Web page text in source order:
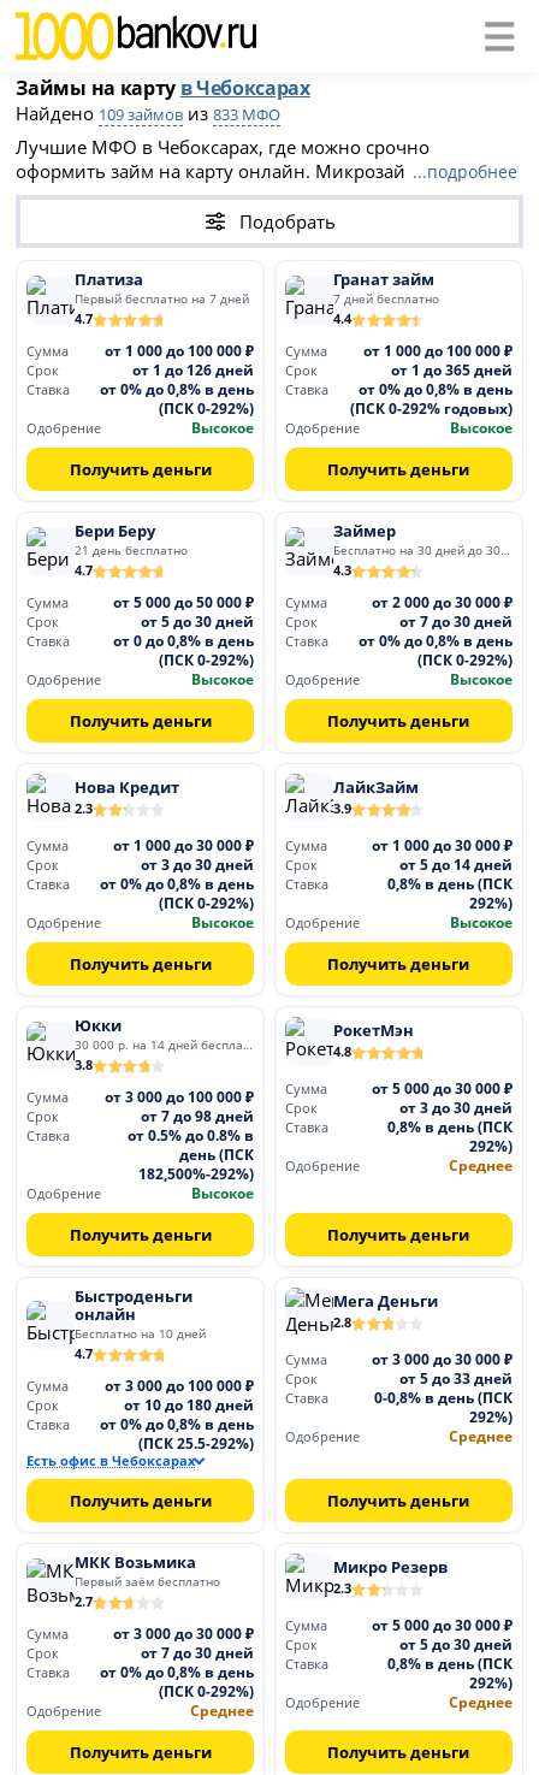
Займы на карту в Чебоксарах
Найдено 109 займов из833 МФО
Лучшие МФО в Чебоксарах, где можно срочно
оформить займ на карту онлайн. Микрозаймы Чебоксар
доступны даже при плохой кредитной истории. многие
из них предлагают первый займ под 0%. Список МФО на
этой странице поможет быстро получить необходимую
сумму на вашу банковскую карту.
...подробнее
Подобрать
Платиза
Первый бесплатно на 7 дней
4.7
Сумма
от 1 000 до 100 000 ₽
Срок от 1 до 126 дней
Ставка
от 0% до 0,8% в день
(ПСК 0-292%)
Одобрение Высокое
Получить деньги
Гранат займ
7 дней бесплатно
4.4
Сумма
от 1 000 до 100 000 ₽
Срок от 1 до 365 дней
Ставка
от 0% до 0,8% в день
(ПСК 0-292% годовых)
Одобрение Высокое
Получить деньги
Бери Беру
21 день бесплатно
4.7
Сумма
от 5 000 до 50 000 ₽
Срок от 5 до 30 дней
Ставка
от 0 до 0,8% в день
(ПСК 0-292%)
Одобрение Высокое
Получить деньги
Займер
Бесплатно на 30 дней до 30 000
4.3
Сумма
от 2 000 до 30 000 ₽
Срок от 7 до 30 дней
Ставка
от 0% до 0,8% в день
(ПСК 0-292%)
Одобрение Высокое
Получить деньги
Нова Кредит
2.3
Сумма от 1 000 до 30 000 ₽
Срок от 3 до 30 дней
Ставка
от 0% до 0,8% в день
(ПСК 0-292%)
Одобрение Высокое
Получить деньги
ЛайкЗайм
3.9
Сумма от 1 000 до 30 000 ₽
Срок от 5 до 14 дней
Ставка
0,8% в день (ПСК
292%)
Одобрение Высокое
Получить деньги
Юкки
30 000 р. на 14 дней бесплатно
3.8
Сумма
от 3 000 до 100 000 ₽
Срок от 7 до 98 дней
Ставка
от 0.5% до 0.8% в
день (ПСК
182,500%-292%)
Одобрение Высокое
Получить деньги
РокетМэн
4.8
Сумма от 5 000 до 30 000 ₽
Срок от 3 до 30 дней
Ставка
0,8% в день (ПСК
292%)
Одобрение Среднее
Получить деньги
Быстроденьги
онлайн
Бесплатно на 10 дней
4.7
Сумма
от 3 000 до 100 000 ₽
Срок от 10 до 180 дней
Ставка
от 0% до 0,8% в день
(ПСК 25.5-292%)
Есть офис в Чебоксарах
Получить деньги
Мега Деньги
2.8
Сумма от 3 000 до 30 000 ₽
Срок от 5 до 33 дней
Ставка
0-0,8% в день (ПСК
292%)
Одобрение Среднее
Получить деньги
МКК Возьмика
Первый заём бесплатно
2.7
Сумма
от 3 000 до 30 000 ₽
Срок от 7 до 30 дней
Ставка
от 0% до 0,8% в день
(ПСК 0-292%)
Одобрение Среднее
Получить деньги
Микро Резерв
2.3
Сумма от 5 000 до 30 000 ₽
Срок от 5 до 30 дней
Ставка
0,8% в день (ПСК
292%)
Одобрение Среднее
Получить деньги